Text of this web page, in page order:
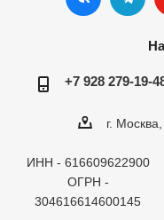
+7 928 279-19-
г.
ИНН - 616609622900
ОГРН -
304616614600145